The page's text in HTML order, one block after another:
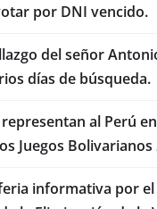
por DNI vencido.
del señor
días de búsqueda.
al Perú
Juegos Bolivarianos
informativa por el